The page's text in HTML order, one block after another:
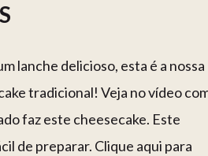
lanche delicioso, esta é a nossa
tradicional! Veja no vídeo
faz este cheesecake. Este
de preparar. Clique aqui para